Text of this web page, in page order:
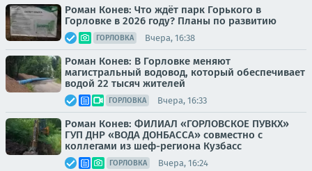
Роман Конев: Что ждёт парк Горького в
Горловке в 2026 году? Планы по развитию
ГОРЛОВКА Вчера, 16:38
Роман Конев: В Горловке меняют
магистральный водовод, который обеспечивает
водой 22 тысяч жителей
ГОРЛОВКА Вчера, 16:33
Роман Конев: ФИЛИАЛ «ГОРЛОВСКОЕ ПУВКХ»
ГУП ДНР «ВОДА ДОНБАССА» совместно с
коллегами из шеф-региона Кузбасс
ГОРЛОВКА Вчера, 16:24